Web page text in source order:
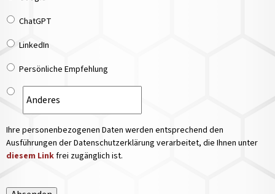
ChatGPT
LinkedIn
Persönliche Empfehlung
Ihre personenbezogenen Daten werden entsprechend den
Ausführungen der Datenschutzerklärung verarbeitet, die Ihnen unter
diesem Linkfrei zugänglich ist.